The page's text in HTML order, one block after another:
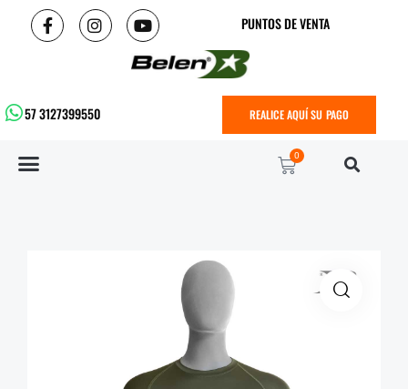
PUNTOS DE VENTA
57 3127399550 REALICE AQUÍ SU PAGO
0